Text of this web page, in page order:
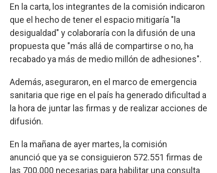
En la carta, los integrantes de la comisión indicaron
que el hecho de tener el espacio mitigaría "la
desigualdad" y colaboraría con la difusión de una
propuesta que "más allá de compartirse o no, ha
recabado ya más de medio millón de adhesiones".
Además, aseguraron, en el marco de emergencia
sanitaria que rige en el país ha generado dificultad a
la hora de juntar las firmas y de realizar acciones de
difusión.
En la mañana de ayer martes, la comisión
anunció que ya se consiguieron 572.551 firmas de
las 700.000 necesarias para habilitar una consulta